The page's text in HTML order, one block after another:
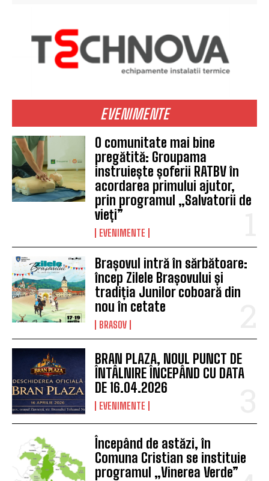
EVENIMENTE
O comunitate mai bine
pregătită: Groupama
instruiește șoferii RATBV în
acordarea primului ajutor,
prin programul „Salvatorii de
vieți”
EVENIMENTE
Brașovul intră în sărbătoare:
încep Zilele Brașovului și
tradiția Junilor coboară din
nou în cetate
BRASOV
BRAN PLAZA, NOUL PUNCT DE
ÎNTÂLNIRE ÎNCEPÂND CU DATA
DE 16.04.2026
EVENIMENTE
Începând de astăzi, în
Comuna Cristian se instituie
programul „Vinerea Verde”